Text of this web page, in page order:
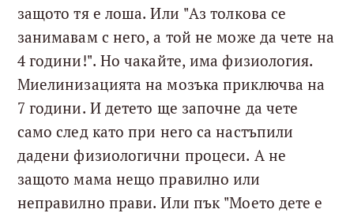
защото тя е лоша. Или "Аз толкова се
занимавам с него, а той не може да чете на
4 години!". Но чакайте, има физиология.
Миелинизацията на мозъка приключва на
7 години. И детето ще започне да чете
само след като при него са настъпили
дадени физиологични процеси. А не
защото мама нещо правилно или
неправилно прави. Или пък "Моето дете е